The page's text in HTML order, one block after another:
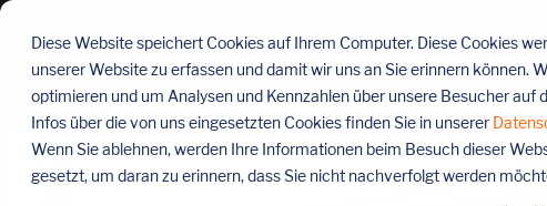
Diese Website speichert Cookies auf Ihrem Computer. Diese Cookies
unserer Website zu erfassen und damit wir uns an Sie erinnern können.
optimieren und um Analysen und Kennzahlen über unsere Besucher
Infos über die von uns eingesetzten Cookies finden Sie in unserer
Wenn Sie ablehnen, werden Ihre Informationen beim Besuch dieser
gesetzt, um daran zu erinnern, dass Sie nicht nachverfolgt werden
Menü
überspringen